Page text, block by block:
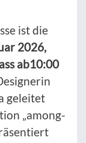
ist die
2026,
ab10:00
geleitet
„among-